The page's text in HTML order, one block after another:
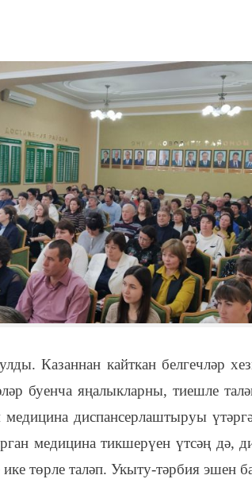
Казаннан кайткан белгечләр
буенча яңалыкларны, тиешле
медицина диспансерлаштыруы
медицина тикшерүен үтсәң дә,
төрле таләп. Укыту-тәрбия эшен